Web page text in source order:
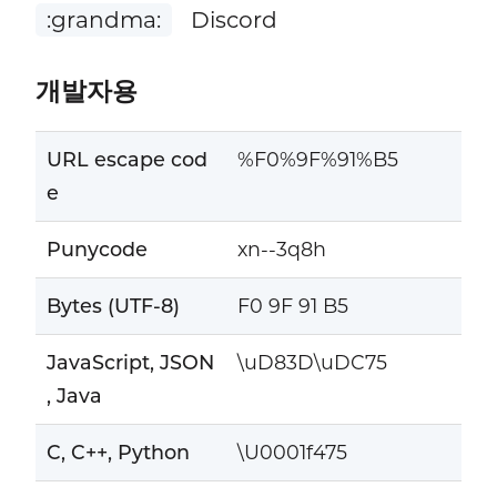
:grandma:
Discord
개발자용
URL escape cod
e
%F0%9F%91%B5
Punycode xn--3q8h
Bytes (UTF-8) F0 9F 91 B5
JavaScript, JSON
, Java
\uD83D\uDC75
C, C++, Python \U0001f475